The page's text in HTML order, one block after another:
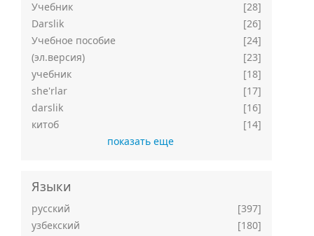
Учебник
[28]
Darslik
[26]
Учебное пособие
[24]
(эл.версия)
[23]
учебник
[18]
she'rlar
[17]
darslik
[16]
китоб
[14]
показать еще
Языки
русский
[397]
узбекский
[180]